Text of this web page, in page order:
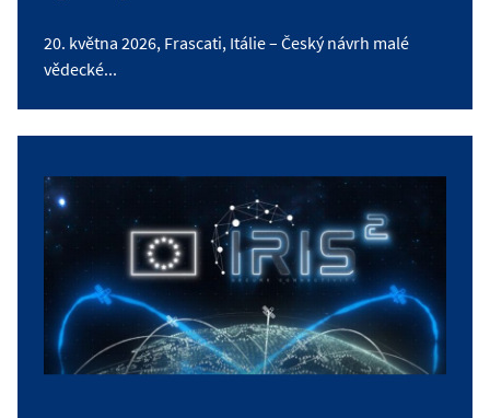
20. května 2026, Frascati, Itálie – Český návrh malé
vědecké...